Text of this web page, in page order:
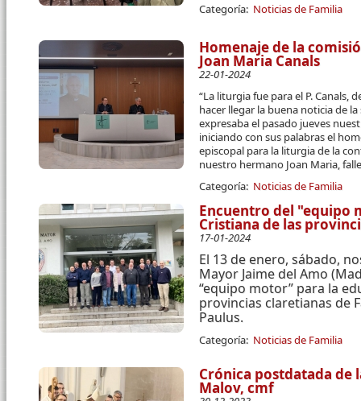
Categoría: Noticias de Familia
Homenaje de la
Joan Maria Canals
22-01-2024
“La liturgia fue para el P. Canals,
hacer llegar la buena noticia de
expresaba el pasado jueves
iniciando con sus palabras el
episcopal para la liturgia de la
nuestro hermano Joan Maria,
Categoría: Noticias de Familia
Encuentro del "equipo
Cristiana de las
17-01-2024
El 13 de enero, sábado,
Mayor Jaime del Amo
“equipo motor” para la
provincias claretianas de
Paulus.
Categoría: Noticias de Familia
Crónica postdatada de
Malov, cmf